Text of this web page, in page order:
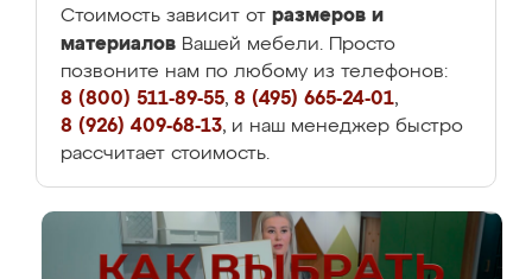
Стоимость зависит от размеров и
материалов Вашей мебели. Просто
позвоните нам по любому из телефонов:
8 (800) 511-89-55, 8 (495) 665-24-01,
8 (926) 409-68-13, и наш менеджер быстро
рассчитает стоимость.